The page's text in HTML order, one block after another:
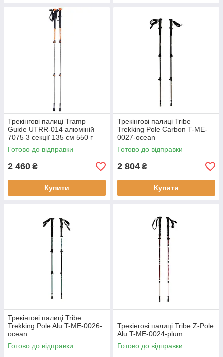
Трекінгові палиці Tramp
Guide UTRR-014 алюміній
7075 3 секції 135 см 550 г
регульований темляк
овальний профіль трубок
Готово до відправки
2 460 ₴
Купити
Трекінгові палиці Tribe
Trekking Pole Carbon T-ME-
0027-ocean
Готово до відправки
2 804 ₴
Купити
Трекінгові палиці Tribe
Trekking Pole Alu T-ME-0026-
ocean
Готово до відправки
Трекінгові палиці Tribe Z-Pole
Alu T-ME-0024-plum
Готово до відправки